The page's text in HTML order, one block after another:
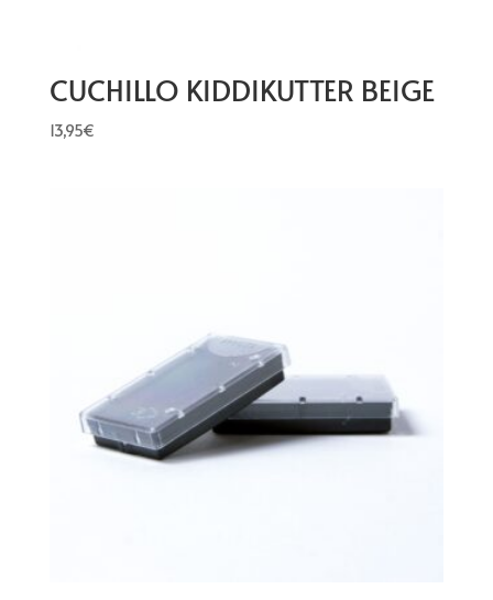
CUCHILLO KIDDIKUTTER BEIGE
13,95€